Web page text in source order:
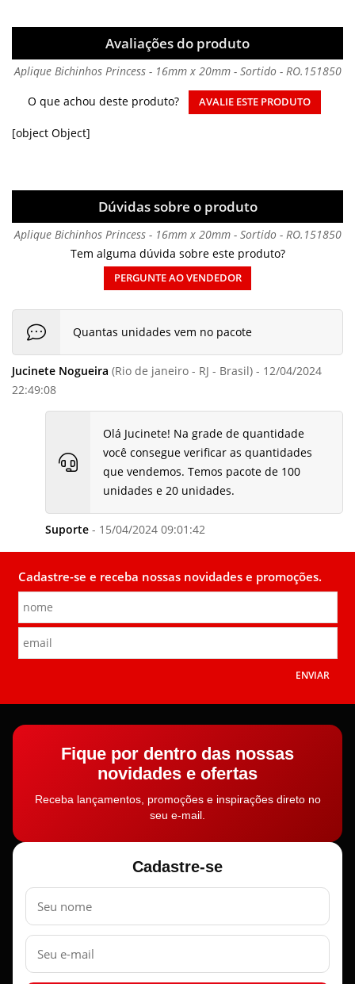
Avaliações do produto
Aplique Bichinhos Princess - 16mm x 20mm - Sortido - RO.151850
O que achou deste produto?
AVALIE ESTE PRODUTO
[object Object]
Dúvidas sobre o produto
Aplique Bichinhos Princess - 16mm x 20mm - Sortido - RO.151850
Tem alguma dúvida sobre este produto?
PERGUNTE AO VENDEDOR
Quantas unidades vem no pacote
Jucinete Nogueira (Rio de janeiro - RJ - Brasil) - 12/04/2024
22:49:08
Olá Jucinete! Na grade de quantidade
você consegue verificar as quantidades
que vendemos. Temos pacote de 100
unidades e 20 unidades.
Suporte- 15/04/2024 09:01:42
Cadastre-se e receba nossas novidades e promoções.
ENVIAR
Fique por dentro das nossas
novidades e ofertas
Receba lançamentos, promoções e inspirações direto no
seu e-mail.
Cadastre-se
Nome
E-
mail